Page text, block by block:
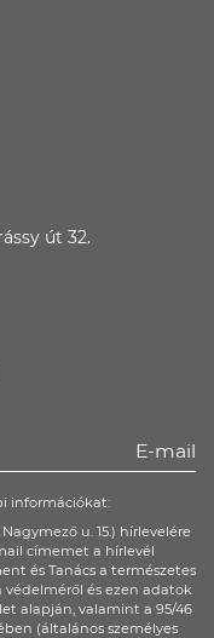
út 32.
információkat:
u. 15.) hírlevelére
címemet a hírlevél
és Tanács a természetes
védelméről és ezen adatok
alapján, valamint a 95/46
(általános személyes